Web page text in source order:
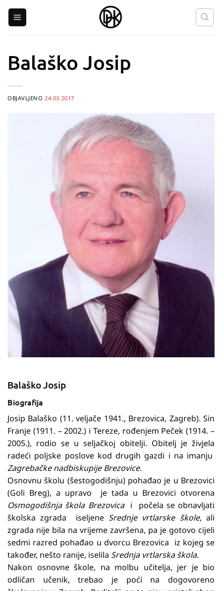
Balaško Josip
OBJAVLJENO24.03.2017
Balaško Josip
Biografija
Josip Balaško (11. veljače 1941., Brezovica, Zagreb). Sin
Franje (1911. – 2002.) i Tereze, rođenjem Peček (1914. –
2005.), rodio se u seljačkoj obitelji. Obitelj je živjela
radeći poljske poslove kod drugih gazdi i na imanju
Zagrebačke nadbiskupije Brezovice.
Osnovnu školu (šestogodišnju) pohađao je u Brezovici
(Goli Breg), a upravo je tada u Brezovici otvorena
Osmogodišnja škola Brezovica i počela se obnavljati
školska zgrada iseljene Srednje vrtlarske škole, ali
zgrada nije bila na vrijeme završena, pa je gotovo cijeli
sedmi razred pohađao u dvorcu Brezovica iz kojeg se
također, nešto ranije, iselila Srednja vrtlarska škola.
Nakon osnovne škole, na molbu učitelja, jer je bio
odličan učenik, trebao je poći na dogovoreno